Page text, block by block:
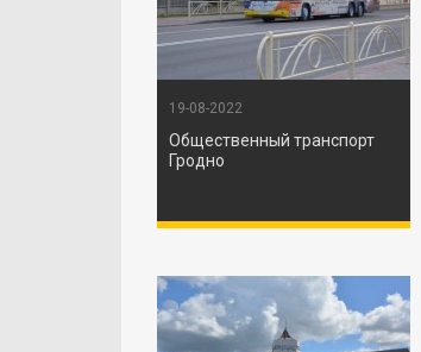
19-08-2022
Общественный транспорт
Гродно